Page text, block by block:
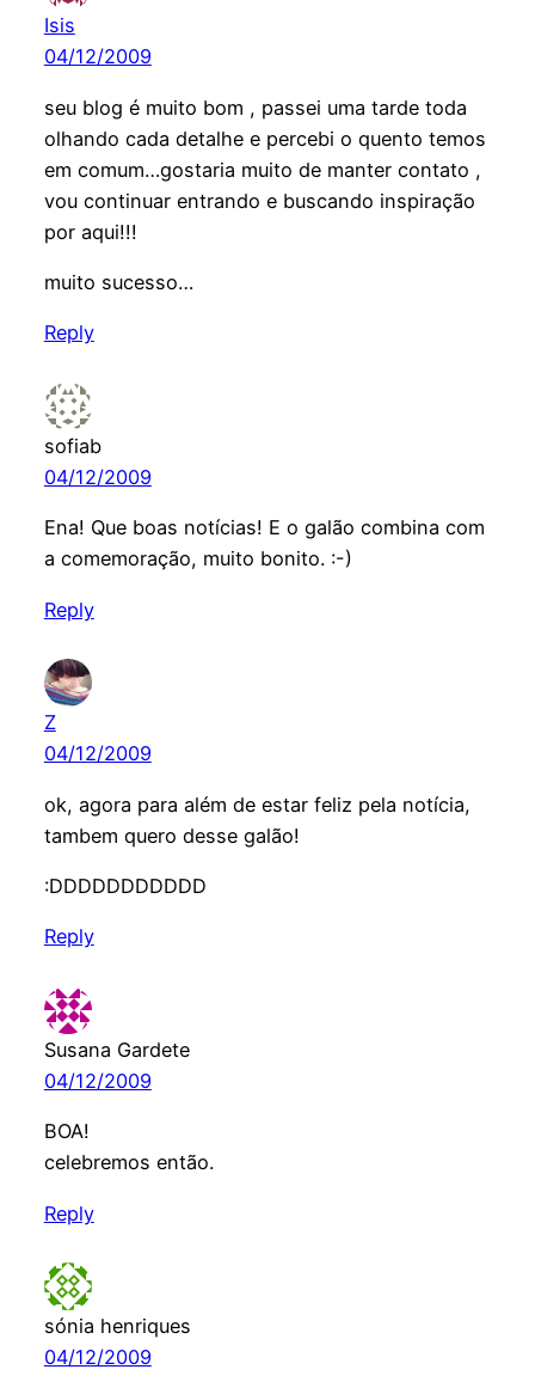
Isis
04/12/2009
seu blog é muito bom , passei uma tarde toda
olhando cada detalhe e percebi o quento temos
em comum…gostaria muito de manter contato ,
vou continuar entrando e buscando inspiração
por aqui!!!
muito sucesso…
Reply
sofiab
04/12/2009
Ena! Que boas notícias! E o galão combina com
a comemoração, muito bonito. :-)
Reply
Z
04/12/2009
ok, agora para além de estar feliz pela notícia,
tambem quero desse galão!
:DDDDDDDDDDD
Reply
Susana Gardete
04/12/2009
BOA!
celebremos então.
Reply
sónia henriques
04/12/2009